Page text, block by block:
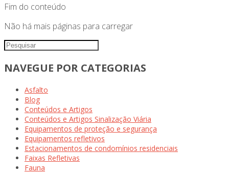
Fim do conteúdo
Não há mais páginas para carregar
NAVEGUE POR CATEGORIAS
Asfalto
Blog
Conteúdos e Artigos
Conteúdos e Artigos Sinalização Viária
Equipamentos de proteção e segurança
Equipamentos refletivos
Estacionamentos de condomínios residenciais
Faixas Refletivas
Fauna